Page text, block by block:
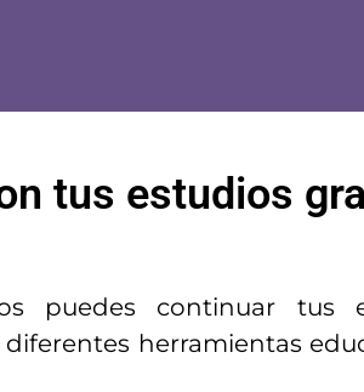
tus estudios
puedes continuar tus
herramientas